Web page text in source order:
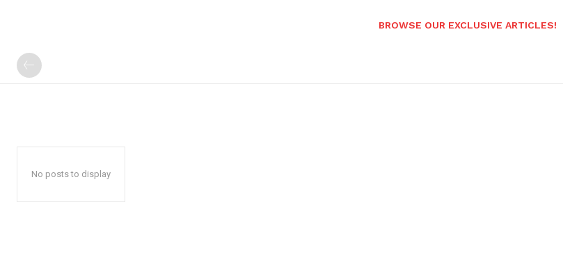
BROWSE OUR EXCLUSIVE ARTICLES!
No posts to display